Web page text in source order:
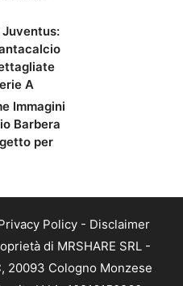
Juventus:
A
Immagini
Barbera
per
Policy - Disclaimer
di MRSHARE SRL -
20093 Cologno Monzese